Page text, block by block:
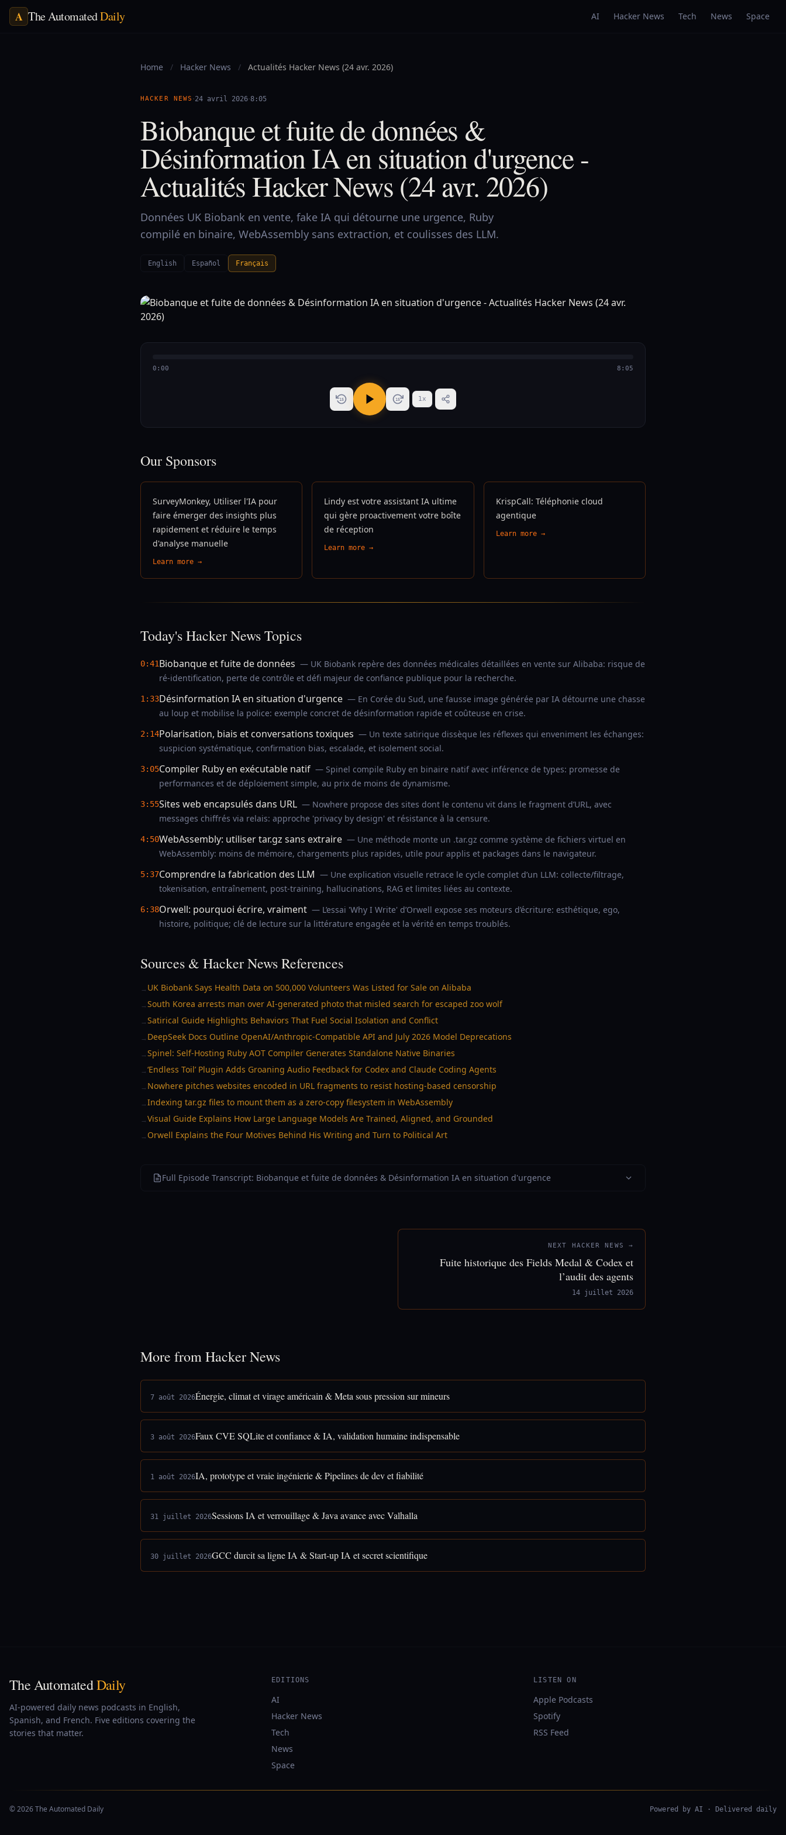
A The AutomatedDaily AI Hacker News Tech News Space
Home / Hacker News / Actualités Hacker News (24 avr. 2026)
HACKER NEWS ·24 avril 2026·8:05
Biobanque et fuite de données &
Désinformation IA en situation d'urgence -
Actualités Hacker News (24 avr. 2026)
Données UK Biobank en vente, fake IA qui détourne une urgence, Ruby
compilé en binaire, WebAssembly sans extraction, et coulisses des LLM.
English Español Français
0:00 8:05
15 15 1x
Our Sponsors
SurveyMonkey, Utiliser l'IA pour
faire émerger des insights plus
rapidement et réduire le temps
d'analyse manuelle
Learn more →
Lindy est votre assistant IA ultime
qui gère proactivement votre boîte
de réception
Learn more →
KrispCall: Téléphonie cloud
agentique
Learn more →
Today's Hacker News Topics
0:41Biobanque et fuite de données — UK Biobank repère des données médicales détaillées en vente sur Alibaba: risque de
ré-identification, perte de contrôle et défi majeur de confiance publique pour la recherche.
1:33Désinformation IA en situation d'urgence — En Corée du Sud, une fausse image générée par IA détourne une chasse
au loup et mobilise la police: exemple concret de désinformation rapide et coûteuse en crise.
2:14Polarisation, biais et conversations toxiques — Un texte satirique dissèque les réflexes qui enveniment les échanges:
suspicion systématique, confirmation bias, escalade, et isolement social.
3:05Compiler Ruby en exécutable natif — Spinel compile Ruby en binaire natif avec inférence de types: promesse de
performances et de déploiement simple, au prix de moins de dynamisme.
3:55Sites web encapsulés dans URL — Nowhere propose des sites dont le contenu vit dans le fragment d’URL, avec
messages chiffrés via relais: approche 'privacy by design' et résistance à la censure.
4:50WebAssembly: utiliser tar.gz sans extraire — Une méthode monte un .tar.gz comme système de fichiers virtuel en
WebAssembly: moins de mémoire, chargements plus rapides, utile pour applis et packages dans le navigateur.
5:37Comprendre la fabrication des LLM — Une explication visuelle retrace le cycle complet d’un LLM: collecte/filtrage,
tokenisation, entraînement, post-training, hallucinations, RAG et limites liées au contexte.
6:38Orwell: pourquoi écrire, vraiment — L’essai 'Why I Write' d’Orwell expose ses moteurs d’écriture: esthétique, ego,
histoire, politique; clé de lecture sur la littérature engagée et la vérité en temps troublés.
Sources & Hacker News References
→ UK Biobank Says Health Data on 500,000 Volunteers Was Listed for Sale on Alibaba
→South Korea arrests man over AI-generated photo that misled search for escaped zoo wolf
→Satirical Guide Highlights Behaviors That Fuel Social Isolation and Conflict
→ DeepSeek Docs Outline OpenAI/Anthropic-Compatible API and July 2026 Model Deprecations
→Spinel: Self-Hosting Ruby AOT Compiler Generates Standalone Native Binaries
→‘Endless Toil’ Plugin Adds Groaning Audio Feedback for Codex and Claude Coding Agents
→ Nowhere pitches websites encoded in URL fragments to resist hosting-based censorship
→Indexing tar.gz files to mount them as a zero-copy filesystem in WebAssembly
→Visual Guide Explains How Large Language Models Are Trained, Aligned, and Grounded
→ Orwell Explains the Four Motives Behind His Writing and Turn to Political Art
Full Episode Transcript: Biobanque et fuite de données & Désinformation IA en situation d'urgence
NEXT HACKER NEWS →
Fuite historique des Fields Medal & Codex et
l’audit des agents
14 juillet 2026
More from Hacker News
7 août 2026Énergie, climat et virage américain & Meta sous pression sur mineurs
3 août 2026Faux CVE SQLite et confiance & IA, validation humaine indispensable
1 août 2026IA, prototype et vraie ingénierie & Pipelines de dev et fiabilité
31 juillet 2026Sessions IA et verrouillage & Java avance avec Valhalla
30 juillet 2026GCC durcit sa ligne IA & Start-up IA et secret scientifique
The AutomatedDaily
AI-powered daily news podcasts in English,
Spanish, and French. Five editions covering the
stories that matter.
EDITIONS
AI
Hacker News
Tech
News
Space
LISTEN ON
Apple Podcasts
Spotify
RSS Feed
© 2026 The Automated Daily Powered by AI · Delivered daily